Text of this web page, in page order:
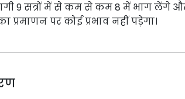
9 सत्रों में से कम से कम 8 में भाग लेंगे और
प्रमाणन पर कोई प्रभाव नहीं पड़ेगा।